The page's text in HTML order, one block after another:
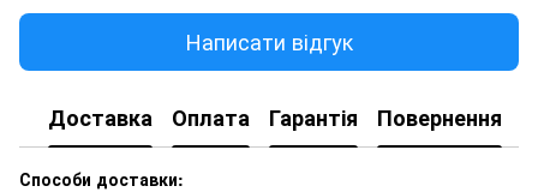
Написати відгук
Доставка Оплата Гарантія Повернення
Способи доставки: